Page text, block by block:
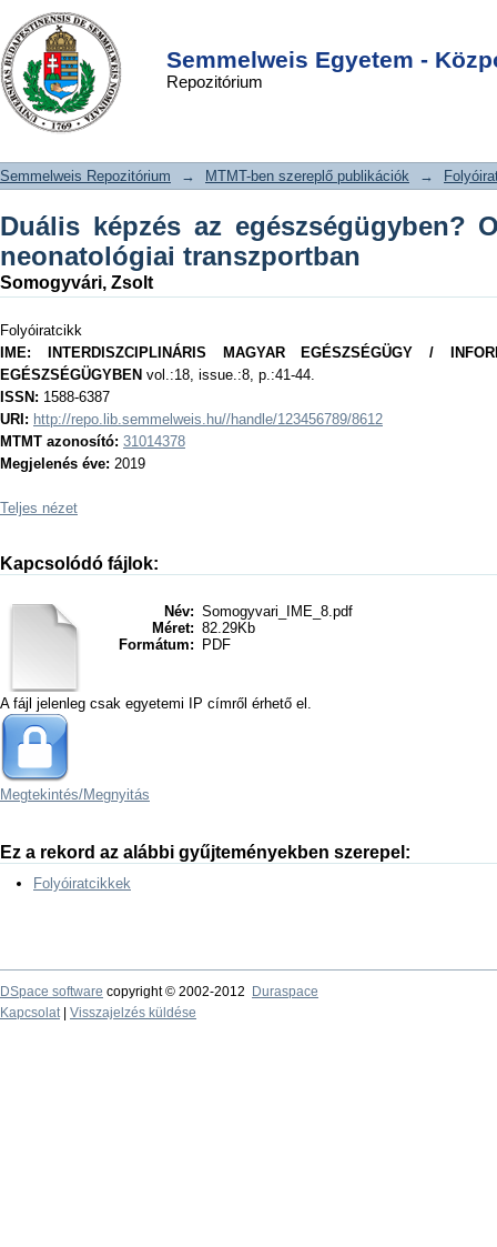
Semmelweis Egyetem -
Repozitórium
Duális képzés az egészségügyben?
Oktatási innováció a neonatológiai
transzportban
DSpace/Manakin Repository
Semmelweis Repozitórium → MTMT-ben szereplő publikációk →
Duális képzés az egészségügyben?
neonatológiai transzportban
Somogyvári, Zsolt
Folyóiratcikk
IME: INTERDISZCIPLINÁRIS MAGYAR EGÉSZSÉGÜGY /
EGÉSZSÉGÜGYBEN vol.:18, issue.:8, p.:41-44.
ISSN: 1588-6387
URI: http://repo.lib.semmelweis.hu//handle/123456789/8612
MTMT azonosító: 31014378
Megjelenés éve: 2019
Teljes nézet
Kapcsolódó fájlok:
Név: Somogyvari_IME_8.pdf
Méret: 82.29Kb
Formátum:
PDF
A fájl jelenleg csak egyetemi IP címről érhető el.
Megtekintés/Megnyitás
Ez a rekord az alábbi gyűjteményekben szerepel:
Folyóiratcikkek
DSpace software copyright © 2002-2012
Duraspace
Kapcsolat| Visszajelzés küldése